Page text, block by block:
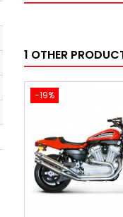
1 OTHER
-19%